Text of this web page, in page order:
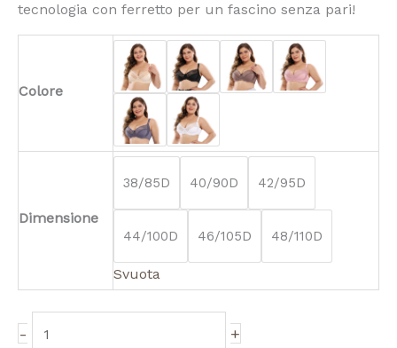
tecnologia con ferretto per un fascino senza pari!
Colore
Dimensione
38/85D 40/90D 42/95D
44/100D 46/105D 48/110D
Svuota
- +